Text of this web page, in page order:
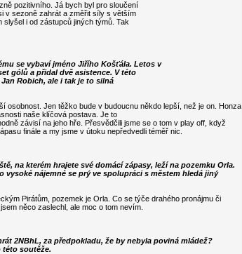
pozitivního. Já bych byl pro sloučení
v sezoně zahrát a změřit síly s větším
slyšel i od zástupců jiných týmů. Tak
se vybaví jméno Jiřího Košťála. Letos v
gólů a přidal dvě asistence. V této
Robich, ale i tak je to silná
osobnost. Jen těžko bude v budoucnu někdo lepší, než je on. Honza
naše klíčová postava. Je to
závisí na jeho hře. Přesvědčili jsme se o tom v play off, když
finále a my jsme v útoku nepředvedli téměř nic.
na kterém hrajete své domácí zápasy, leží na pozemku Orla.
vysoké nájemné se prý ve spolupráci s městem hledá jiný
Pirátům, pozemek je Orla. Co se týče drahého pronájmu či
něco zaslechl, ale moc o tom nevím.
2NBhL, za předpokladu, že by nebyla poviná mládež?
této soutěže.